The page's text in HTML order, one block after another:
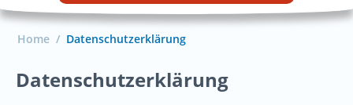
Home / Datenschutzerklärung
Datenschutzerklärung